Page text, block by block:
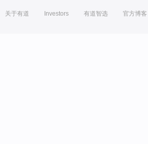
关于有道 Investors 有道智选 官方博客